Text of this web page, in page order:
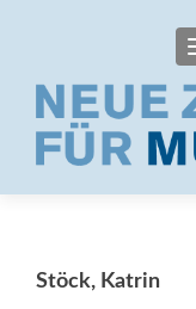
Stöck, Katrin